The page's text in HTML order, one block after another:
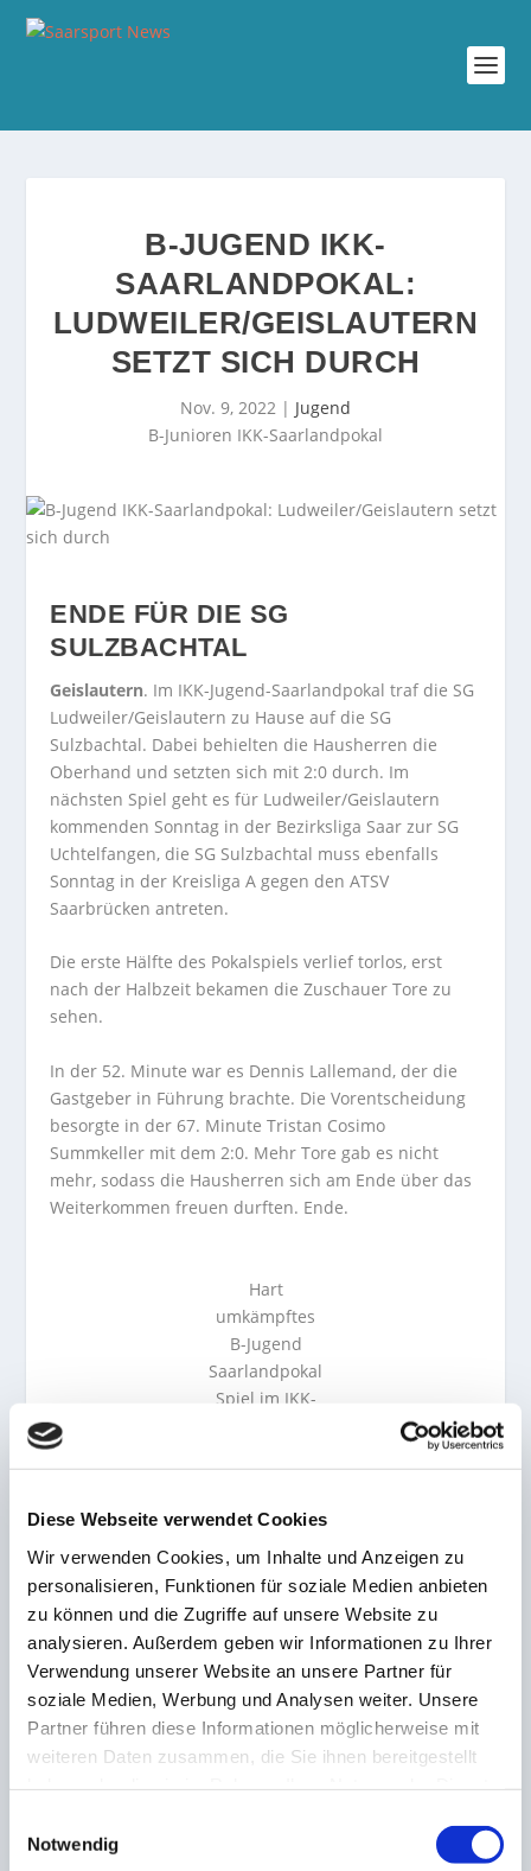
Diese Webseite verwendet Cookies
Wir verwenden Cookies, um Inhalte und Anzeigen zu
personalisieren, Funktionen für soziale Medien anbieten
zu können und die Zugriffe auf unsere Website zu
analysieren. Außerdem geben wir Informationen zu Ihrer
Verwendung unserer Website an unsere Partner für
soziale Medien, Werbung und Analysen weiter. Unsere
Partner führen diese Informationen möglicherweise mit
weiteren Daten zusammen, die Sie ihnen bereitgestellt
Notwendig
B-JUGEND IKK-
SAARLANDPOKAL:
LUDWEILER/GEISLAUTERN
SETZT SICH DURCH
Nov. 9, 2022 | Jugend
B-Junioren IKK-Saarlandpokal
ENDE FÜR DIE SG
SULZBACHTAL
Geislautern. Im IKK-Jugend-Saarlandpokal traf die SG
Ludweiler/Geislautern zu Hause auf die SG
Sulzbachtal. Dabei behielten die Hausherren die
Oberhand und setzten sich mit 2:0 durch. Im
nächsten Spiel geht es für Ludweiler/Geislautern
kommenden Sonntag in der Bezirksliga Saar zur SG
Uchtelfangen, die SG Sulzbachtal muss ebenfalls
Sonntag in der Kreisliga A gegen den ATSV
Saarbrücken antreten.
Die erste Hälfte des Pokalspiels verlief torlos, erst
nach der Halbzeit bekamen die Zuschauer Tore zu
sehen.
In der 52. Minute war es Dennis Lallemand, der die
Gastgeber in Führung brachte. Die Vorentscheidung
besorgte in der 67. Minute Tristan Cosimo
Summkeller mit dem 2:0. Mehr Tore gab es nicht
mehr, sodass die Hausherren sich am Ende über das
Weiterkommen freuen durften. Ende.
Hart
umkämpftes
B-Jugend
Saarlandpokal
Spiel im IKK-
AKTIE:
Quierschied muss die
Topspiel ohne Sieger! Bick